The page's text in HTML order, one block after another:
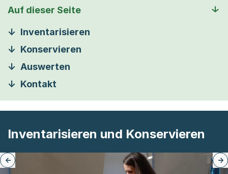
Auf dieser Seite
Inventarisieren
Konservieren
Auswerten
Kontakt
Inventarisieren und Konservieren